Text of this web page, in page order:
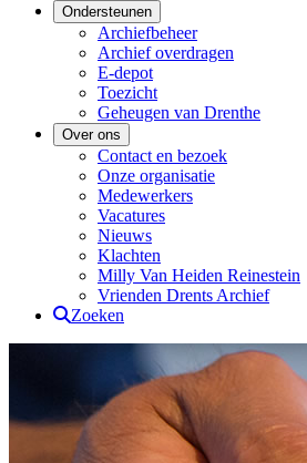
Ondersteunen
Archiefbeheer
Archief overdragen
E-depot
Toezicht
Geheugen van Drenthe
Over ons
Contact en bezoek
Onze organisatie
Medewerkers
Vacatures
Nieuws
Klachten
Milly Van Heiden Reinestein
Vrienden Drents Archief
Zoeken
Drents Archief